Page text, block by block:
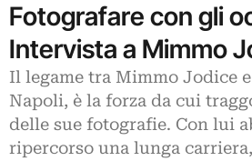
Fotografare con gli
Intervista a Mimmo
Il legame tra Mimmo Jodice
Napoli, è la forza da cui
delle sue fotografie. Con lui
ripercorso una lunga